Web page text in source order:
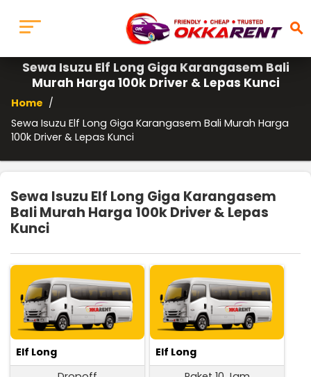
search
Sewa Isuzu Elf Long Giga Karangasem Bali
Murah Harga 100k Driver & Lepas Kunci
Home /
Sewa Isuzu Elf Long Giga Karangasem Bali Murah Harga
100k Driver & Lepas Kunci
Sewa Isuzu Elf Long Giga Karangasem
Bali Murah Harga 100k Driver & Lepas
Kunci
Elf Long
Elf Long